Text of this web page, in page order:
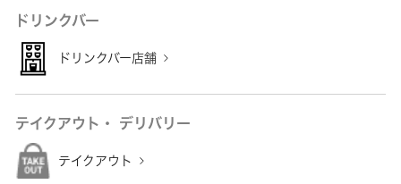
ドリンクバー
ドリンクバー店舗
テイクアウト・ デリバリー
テイクアウト